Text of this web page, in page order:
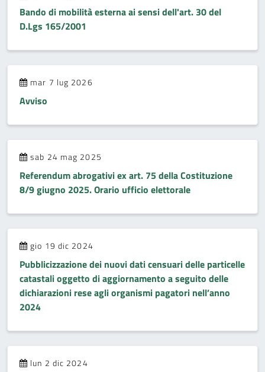
Bando di mobilità esterna ai sensi dell'art. 30 del
D.Lgs 165/2001
mar 7 lug 2026
Avviso
sab 24 mag 2025
Referendum abrogativi ex art. 75 della Costituzione
8/9 giugno 2025. Orario ufficio elettorale
gio 19 dic 2024
Pubblicizzazione dei nuovi dati censuari delle particelle
catastali oggetto di aggiornamento a seguito delle
dichiarazioni rese agli organismi pagatori nell’anno
2024
lun 2 dic 2024